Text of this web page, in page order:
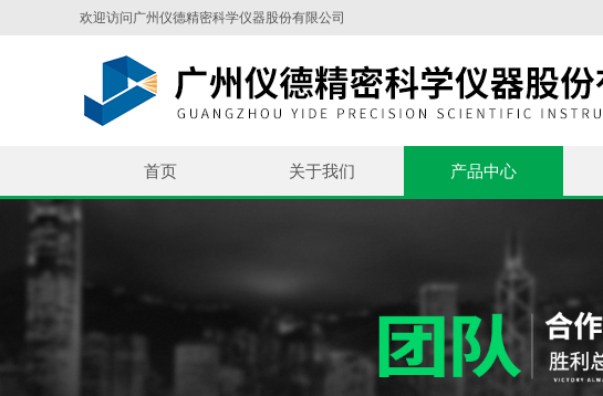
欢迎访问广州仪德精密科学仪器股份有限公司
首页 关于我们 产品中心